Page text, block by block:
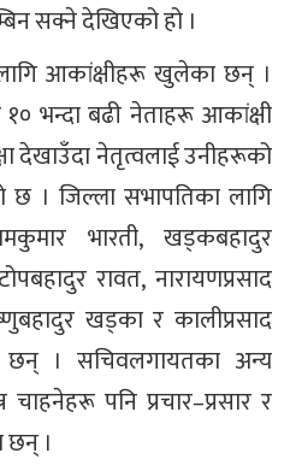
सक्ने देखिएको हो ।
आकांक्षीहरू खुलेका छन् ।
१० भन्दा बढी नेताहरू आकांक्षी
देखाउँदा नेतृत्वलाई उनीहरूको
छ । जिल्ला सभापतिका लागि
भारती, खड्कबहादुर
रावत, नारायणप्रसाद
खड्का र कालीप्रसाद
छन् । सचिवलगायतका अन्य
चाहनेहरू पनि प्रचार–प्रसार र
।